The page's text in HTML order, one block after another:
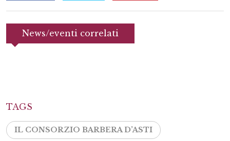
News/eventi correlati
TAGS
IL CONSORZIO BARBERA D’ASTI